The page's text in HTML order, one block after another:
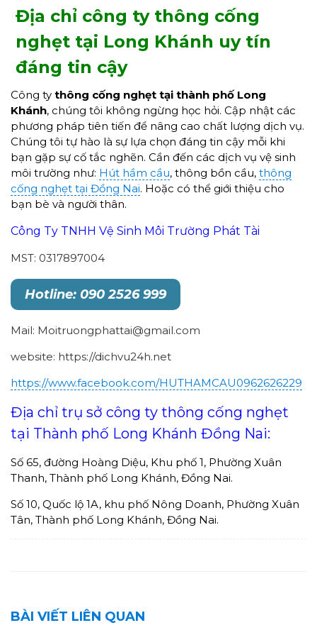
Địa chỉ công ty thông cống
nghẹt tại Long Khánh uy tín
đáng tin cậy
Công ty thông cống nghẹt tại thành phố Long
Khánh, chúng tôi không ngừng học hỏi. Cập nhật các
phương pháp tiên tiến để nâng cao chất lượng dịch vụ.
Chúng tôi tự hào là sự lựa chọn đáng tin cậy mỗi khi
bạn gặp sự cố tắc nghẽn. Cần đến các dịch vụ vệ sinh
môi trường như: Hút hầm cầu, thông bồn cầu, thông
cống nghẹt tại Đồng Nai. Hoặc có thể giới thiệu cho
bạn bè và người thân.
Công Ty TNHH Vệ Sinh Môi Trường Phát Tài
MST: 0317897004
Hotline: 090 2526 999
Mail: Moitruongphattai@gmail.com
website: https://dichvu24h.net
https://www.facebook.com/HUTHAMCAU0962626229
Địa chỉ trụ sở công ty thông cống nghẹt
tại Thành phố Long Khánh Đồng Nai:
Số 65, đường Hoàng Diệu, Khu phố 1, Phường Xuân
Thanh, Thành phố Long Khánh, Đồng Nai.
Số 10, Quốc lộ 1A, khu phố Nông Doanh, Phường Xuân
Tân, Thành phố Long Khánh, Đồng Nai.
BÀI VIẾT LIÊN QUAN